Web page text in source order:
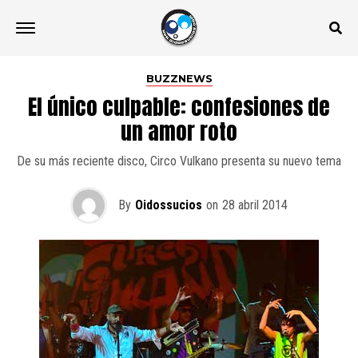
BUZZNEWS
El único culpable: confesiones de
un amor roto
De su más reciente disco, Circo Vulkano presenta su nuevo tema
By Oidossucios on 28 abril 2014